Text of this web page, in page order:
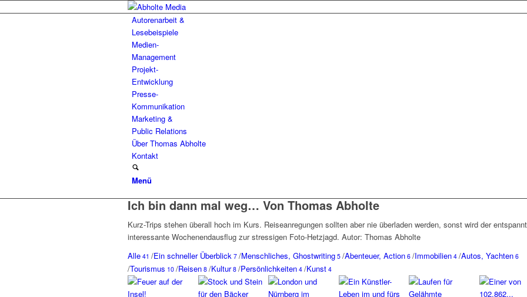
Autorenarbeit &
Lesebeispiele
Medien-
Management
Projekt-
Entwicklung
Presse-
Kommunikation
Marketing &
Public Relations
Über Thomas Abholte
Kontakt
Menü
Ich bin dann mal weg… Von Thomas Abholte
Kurz-Trips stehen überall hoch im Kurs. Reiseanregungen sollten aber nie überladen werden, sonst wird der
interessante Wochenendausflug zur stressigen Foto-Hetzjagd. Autor: Thomas Abholte
Alle 41 /Ein schneller Überblick 7 /Menschliches, Ghostwriting 5 /Abenteuer, Action 6 /Immobilien 4 /Autos, Yachten 6
/Tourismus 10 /Reisen 8 /Kultur8 /Persönlichkeiten 4 /Kunst 4